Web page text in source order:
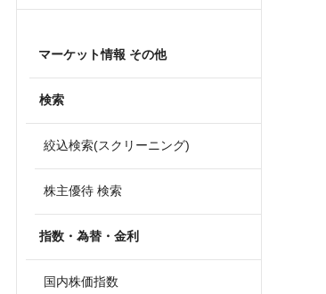
マーケット情報 その他
検索
絞込検索(スクリーニング)
株主優待 検索
指数・為替・金利
国内株価指数